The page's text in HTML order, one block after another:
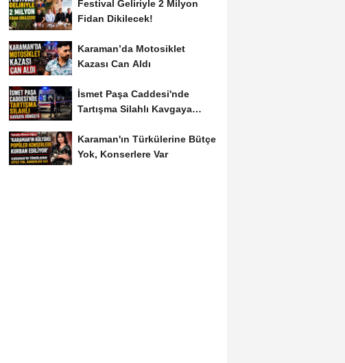
Festival Geliriyle 2 Milyon
Fidan Dikilecek!
Karaman’da Motosiklet
Kazası Can Aldı
İsmet Paşa Caddesi'nde
Tartışma Silahlı Kavgaya
Karaman'ın Türkülerine Bütçe
Yok, Konserlere Var